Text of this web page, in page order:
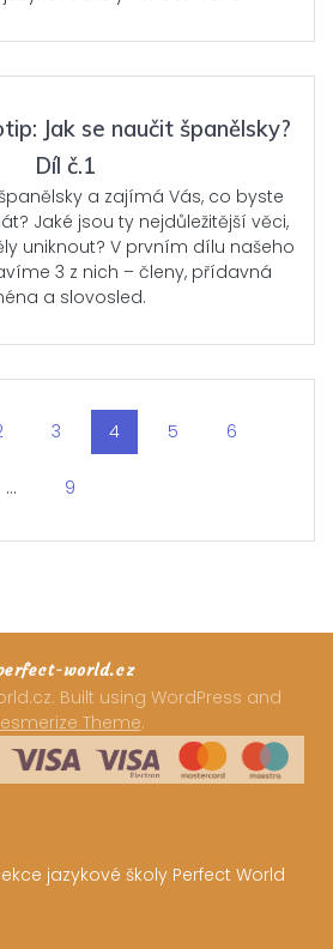
Jak se naučit španělsky?
Díl č.1
a zajímá Vás, co byste
Jaké jsou ty nejdůležitější věci,
uniknout? V prvním dílu našeho
3 z nich – členy, přídavná
a slovosled.
Page
3 Page
4 Page
5 Page
6
… Page
9
world.cz
Built using WordPress and
Theme.
jazykové školy Perfect World